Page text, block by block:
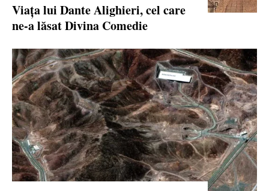
Viața lui Dante Alighieri, cel care
ne-a lăsat Divina Comedie